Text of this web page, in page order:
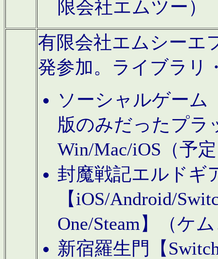
限会社エムツー）
有限会社エムシーエ
発参加。ライブラリ
ソーシャルゲーム
版のみだったプラ
Win/Mac/iOS（予
封魔戦記エルドギ
【iOS/Android/
One/Steam】（ケ
新宿羅生門【